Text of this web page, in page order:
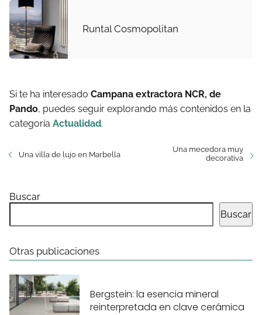
Runtal Cosmopolitan
Si te ha interesado Campana extractora NCR, de
Pando, puedes seguir explorando más contenidos en la
categoría Actualidad.
Una villa de lujo en Marbella
Una mecedora muy
decorativa
Buscar
Buscar
Otras publicaciones
Bergstein: la esencia mineral
reinterpretada en clave cerámica